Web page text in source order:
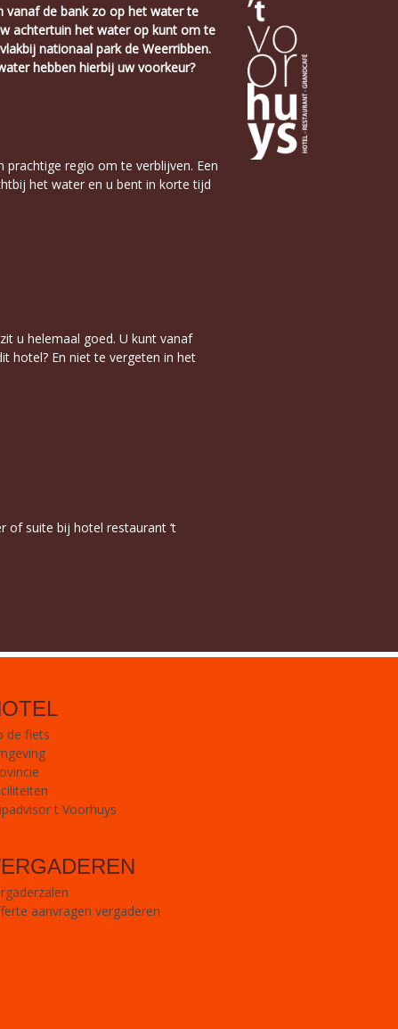
vanaf de bank zo op het water te
achtertuin het water op kunt om te
nationaal park de Weerribben.
hebben hierbij uw voorkeur?
regio om te verblijven. Een
het water en u bent in korte tijd
u helemaal goed. U kunt vanaf
hotel? En niet te vergeten in het
of suite bij hotel restaurant ‘t
de fiets
t Voorhuys
aanvragen vergaderen